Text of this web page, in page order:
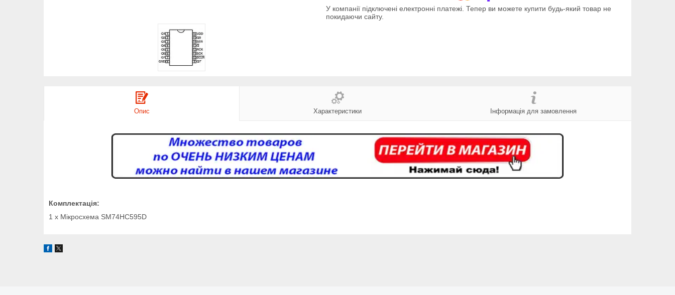
У компанії підключені електронні платежі. Тепер ви можете купити будь-який товар не
покидаючи сайту.
Опис Характеристики Інформація для замовлення
Комплектація:
1 х Мікросхема SM74HC595D